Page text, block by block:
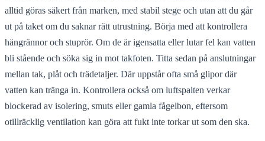
alltid göras säkert från marken, med stabil stege och utan att du går
ut på taket om du saknar rätt utrustning. Börja med att kontrollera
hängrännor och stuprör. Om de är igensatta eller lutar fel kan vatten
bli stående och söka sig in mot takfoten. Titta sedan på anslutningar
mellan tak, plåt och trädetaljer. Där uppstår ofta små glipor där
vatten kan tränga in. Kontrollera också om luftspalten verkar
blockerad av isolering, smuts eller gamla fågelbon, eftersom
otillräcklig ventilation kan göra att fukt inte torkar ut som den ska.